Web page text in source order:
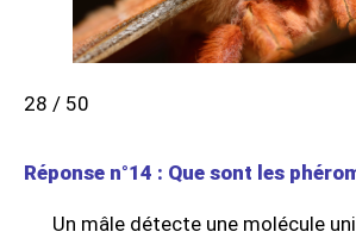
28 / 50
Réponse n°14 : Que sont les
Un mâle détecte une molécule